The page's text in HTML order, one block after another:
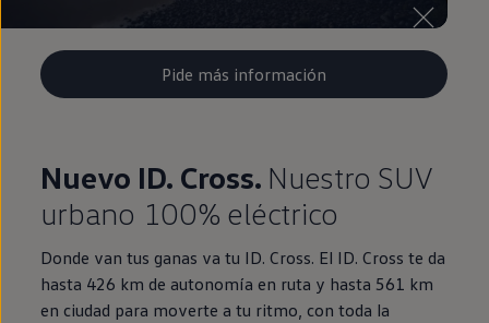
Pide más información
Nuevo ID. Cross. Nuestro SUV
urbano 100% eléctrico
Donde van tus ganas va tu ID. Cross. El ID. Cross te da
hasta 426 km de autonomía en ruta y hasta 561 km
en ciudad para moverte a tu ritmo, con toda la